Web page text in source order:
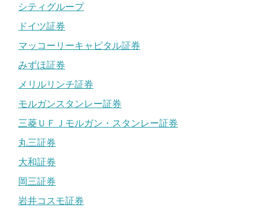
シティグループ
ドイツ証券
マッコーリーキャピタル証券
みずほ証券
メリルリンチ証券
モルガンスタンレー証券
三菱ＵＦＪモルガン・スタンレー証券
丸三証券
大和証券
岡三証券
岩井コスモ証券